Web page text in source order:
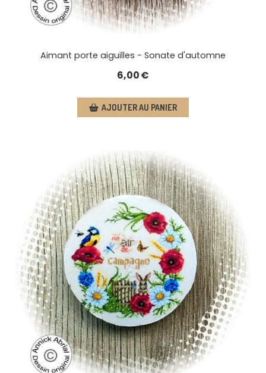
Aimant porte aiguilles - Sonate d'automne
6,00€
AJOUTER AU PANIER